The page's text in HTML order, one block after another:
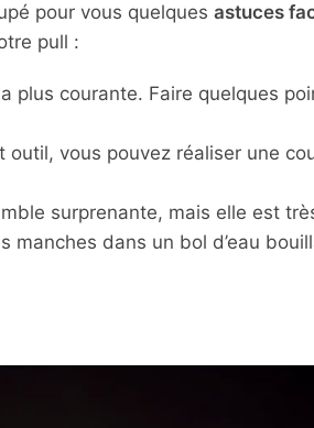
pour vous quelques astuces
pull :
plus courante. Faire quelques
outil, vous pouvez réaliser une
surprenante, mais elle est
manches dans un bol d’eau